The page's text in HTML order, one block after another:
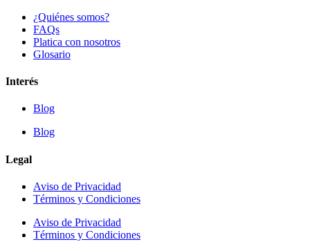
¿Quiénes somos?
FAQs
Platica con nosotros
Glosario
Interés
Blog
Blog
Legal
Aviso de Privacidad
Términos y Condiciones
Aviso de Privacidad
Términos y Condiciones